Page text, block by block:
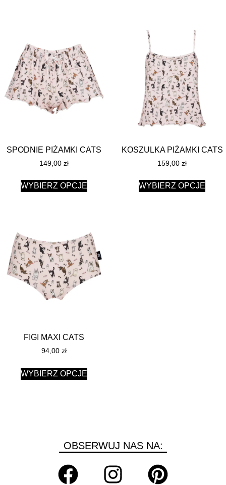
SPODNIE PIŻAMKI CATS
149,00 zł
WYBIERZ OPCJE
KOSZULKA PIŻAMKI CATS
159,00 zł
WYBIERZ OPCJE
FIGI MAXI CATS
94,00 zł
WYBIERZ OPCJE
OBSERWUJ NAS NA: